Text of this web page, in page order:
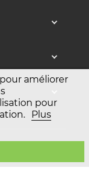
améliorer
pour
Plus